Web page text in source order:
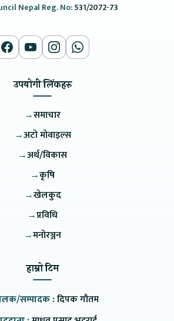
Nepal Reg. No:531/2072-73
उपयोगी लिंकहरु
→समाचार
→अटो मोवाइल्स
→अर्थ/विकास
→कृषि
→खेलकुद
→प्रविधि
→मनोरञ्जन
हाम्रो टिम
सम्पादक :दिपक गौतम